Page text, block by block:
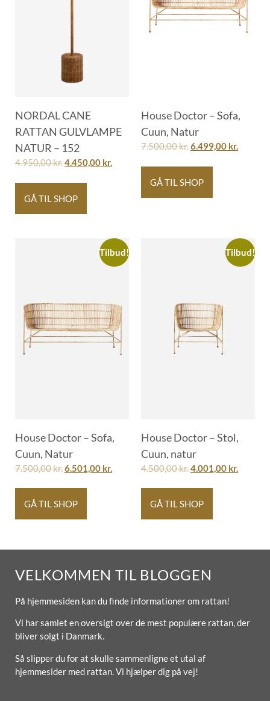
NORDAL CANE
RATTAN GULVLAMPE
NATUR – 152
4.950,00kr.4.450,00 kr.
GÅ TIL SHOP
House Doctor – Sofa,
Cuun, Natur
7.500,00kr.6.499,00 kr.
GÅ TIL SHOP
Tilbud!
House Doctor – Sofa,
Cuun, Natur
7.500,00kr.6.501,00 kr.
GÅ TIL SHOP
Tilbud!
House Doctor – Stol,
Cuun, natur
4.500,00kr.4.001,00 kr.
GÅ TIL SHOP
VELKOMMEN TIL BLOGGEN
På hjemmesiden kan du finde informationer om rattan!
Vi har samlet en oversigt over de mest populære rattan, der
bliver solgt i Danmark.
Så slipper du for at skulle sammenligne et utal af
hjemmesider med rattan. Vi hjælper dig på vej!